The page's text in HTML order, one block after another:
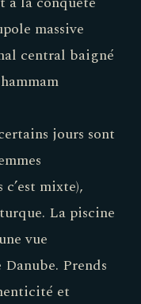
massive
central baigné
jours sont
mixte),
La piscine
vue
Prends
et